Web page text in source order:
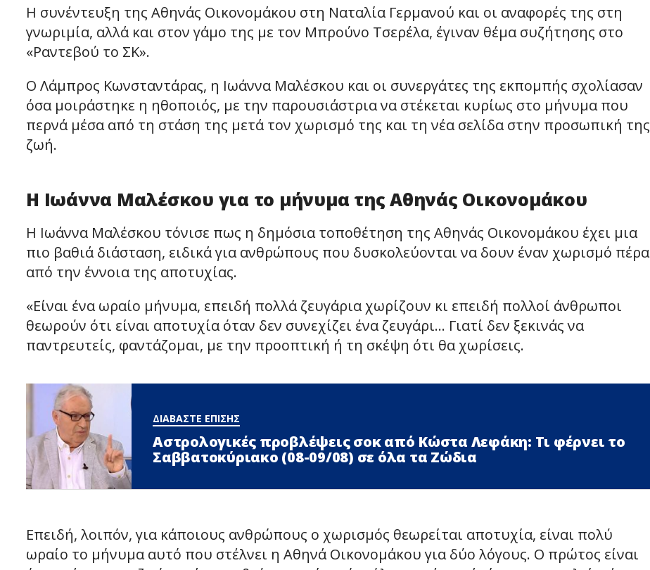
Η συνέντευξη της Αθηνάς Οικονομάκου στη Ναταλία Γερμανού και οι αναφορές της στη
γνωριμία, αλλά και στον γάμο της με τον Μπρούνο Τσερέλα, έγιναν θέμα συζήτησης στο
«Ραντεβού το ΣΚ».
Ο Λάμπρος Κωνσταντάρας, η Ιωάννα Μαλέσκου και οι συνεργάτες της εκπομπής σχολίασαν
όσα μοιράστηκε η ηθοποιός, με την παρουσιάστρια να στέκεται κυρίως στο μήνυμα που
περνά μέσα από τη στάση της μετά τον χωρισμό της και τη νέα σελίδα στην προσωπική της
ζωή.
Η Ιωάννα Μαλέσκου για το μήνυμα της Αθηνάς Οικονομάκου
Η Ιωάννα Μαλέσκου τόνισε πως η δημόσια τοποθέτηση της Αθηνάς Οικονομάκου έχει μια
πιο βαθιά διάσταση, ειδικά για ανθρώπους που δυσκολεύονται να δουν έναν χωρισμό πέρα
από την έννοια της αποτυχίας.
«Είναι ένα ωραίο μήνυμα, επειδή πολλά ζευγάρια χωρίζουν κι επειδή πολλοί άνθρωποι
θεωρούν ότι είναι αποτυχία όταν δεν συνεχίζει ένα ζευγάρι… Γιατί δεν ξεκινάς να
παντρευτείς, φαντάζομαι, με την προοπτική ή τη σκέψη ότι θα χωρίσεις.
ΔΙΑΒΑΣΤΕ ΕΠΙΣΗΣ
Αστρολογικές προβλέψεις σoκ από Κώστα Λεφάκη: Τι φέρνει το
Σαββατοκύριακο (08-09/08) σε όλα τα Zώδια
Επειδή, λοιπόν, για κάποιους ανθρώπους ο χωρισμός θεωρείται αποτυχία, είναι πολύ
ωραίο το μήνυμα αυτό που στέλνει η Αθηνά Οικονομάκου για δύο λόγους. Ο πρώτος είναι